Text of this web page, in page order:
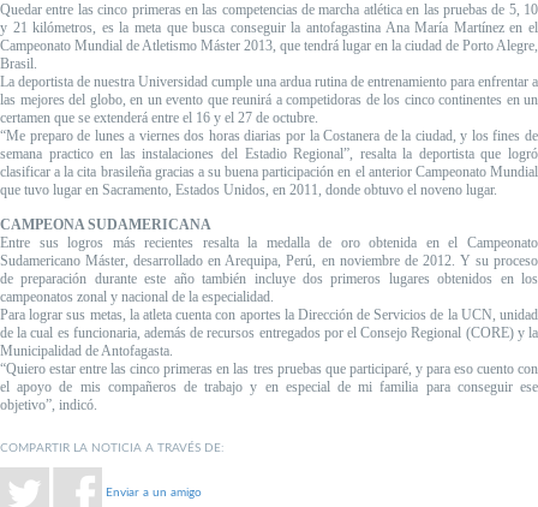
Quedar entre las cinco primeras en las competencias de marcha atlética en las pruebas de 5, 10
y 21 kilómetros, es la meta que busca conseguir la antofagastina Ana María Martínez en el
Campeonato Mundial de Atletismo Máster 2013, que tendrá lugar en la ciudad de Porto Alegre,
Brasil.
La deportista de nuestra Universidad cumple una ardua rutina de entrenamiento para enfrentar a
las mejores del globo, en un evento que reunirá a competidoras de los cinco continentes en un
certamen que se extenderá entre el 16 y el 27 de octubre.
“Me preparo de lunes a viernes dos horas diarias por la Costanera de la ciudad, y los fines de
semana practico en las instalaciones del Estadio Regional”, resalta la deportista que logró
clasificar a la cita brasileña gracias a su buena participación en el anterior Campeonato Mundial
que tuvo lugar en Sacramento, Estados Unidos, en 2011, donde obtuvo el noveno lugar.
CAMPEONA SUDAMERICANA
Entre sus logros más recientes resalta la medalla de oro obtenida en el Campeonato
Sudamericano Máster, desarrollado en Arequipa, Perú, en noviembre de 2012. Y su proceso
de preparación durante este año también incluye dos primeros lugares obtenidos en los
campeonatos zonal y nacional de la especialidad.
Para lograr sus metas, la atleta cuenta con aportes la Dirección de Servicios de la UCN, unidad
de la cual es funcionaria, además de recursos entregados por el Consejo Regional (CORE) y la
Municipalidad de Antofagasta.
“Quiero estar entre las cinco primeras en las tres pruebas que participaré, y para eso cuento con
el apoyo de mis compañeros de trabajo y en especial de mi familia para conseguir ese
objetivo”, indicó.
COMPARTIR LA NOTICIA A TRAVÉS DE:
Enviar a un amigo